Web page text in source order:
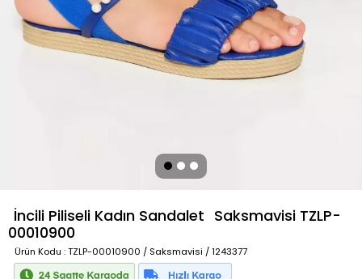
İncili Piliseli Kadın Sandalet Saksmavisi TZLP-
00010900
Ürün Kodu : TZLP-00010900 / Saksmavisi / 1243377